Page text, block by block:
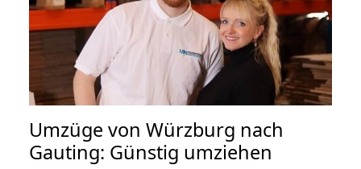
Umzüge von Würzburg nach
Gauting: Günstig umziehen